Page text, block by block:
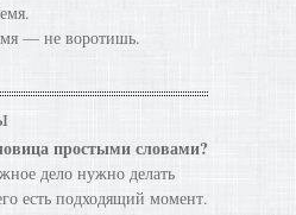
— не воротишь.
простыми словами?
дело нужно делать
есть подходящий момент.